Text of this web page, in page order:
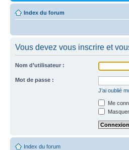
Index du forum
Vous devez vous inscrire et
Nom d’utilisateur :
Mot de passe :
J’ai oublié
Me
Index du forum